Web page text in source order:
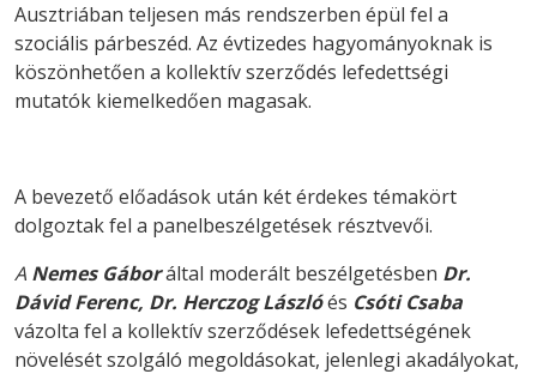
Ausztriában teljesen más rendszerben épül fel a
szociális párbeszéd. Az évtizedes hagyományoknak is
köszönhetően a kollektív szerződés lefedettségi
mutatók kiemelkedően magasak.
A bevezető előadások után két érdekes témakört
dolgoztak fel a panelbeszélgetések résztvevői.
A Nemes Gáboráltal moderált beszélgetésben Dr.
Dávid Ferenc, Dr. Herczog Lászlóés Csóti Csaba
vázolta fel a kollektív szerződések lefedettségének
növelését szolgáló megoldásokat, jelenlegi akadályokat,